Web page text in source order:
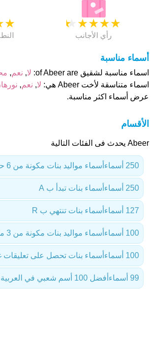
★ ★
★
★
★
★
رأي الأجانب
أسماء مناسبة
اسماء مناسبة لشقيق of Abeer are: لا, نعم,
اسماء متناسقة لأخت Abeer هي:
لا, نعم,
عرض أسماء اكثر مناسبة.
الأقسام
Abeer يحدث فى الفئات التالية
أسماء مواليد بنات مكونة من 6 حروف 250 أسماء
أسماء بنات تبدأ ب A 250 أسماء
أسماء بنات تنتهي ب R 127 أسماء
أسماء مواليد بنات مكونة من 3 مقاطع لفظية 100 أسماء
أسماء بنات تحصل على تعليقات 100 أسماء
أفضل 100 أسم شعبي في العربية 99 أسماء